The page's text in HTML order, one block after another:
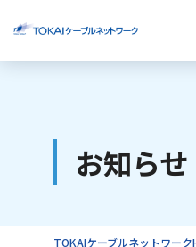
ご利用中のお
お知らせ
TOKAIケーブルネットワーク